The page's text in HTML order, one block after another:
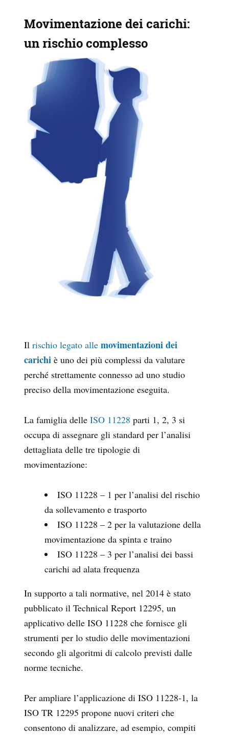
Movimentazione dei carichi:
un rischio complesso
Il rischio legato alle movimentazioni dei
carichi è uno dei più complessi da valutare
perché strettamente connesso ad uno studio
preciso della movimentazione eseguita.
La famiglia delle ISO 11228 parti 1, 2, 3 si
occupa di assegnare gli standard per l’analisi
dettagliata delle tre tipologie di
movimentazione:
ISO 11228 – 1 per l’analisi del rischio
da sollevamento e trasporto
ISO 11228 – 2 per la valutazione della
movimentazione da spinta e traino
ISO 11228 – 3 per l’analisi dei bassi
carichi ad alata frequenza
In supporto a tali normative, nel 2014 è stato
pubblicato il Technical Report 12295, un
applicativo delle ISO 11228 che fornisce gli
strumenti per lo studio delle movimentazioni
secondo gli algoritmi di calcolo previsti dalle
norme tecniche.
Per ampliare l’applicazione di ISO 11228-1, la
ISO TR 12295 propone nuovi criteri che
consentono di analizzare, ad esempio, compiti